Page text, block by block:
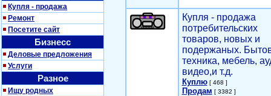
Купля - продажа
Ремонт
Посетите сайт
Бизнесс
Деловые предложения
Услуги
Разное
Ищу родных
Купля - продажа
потребительских
товаров, новых и
подержаных.
техника, мебель,
видео,и т.д.
Куплю[ 468 ]
Продам [ 3382 ]